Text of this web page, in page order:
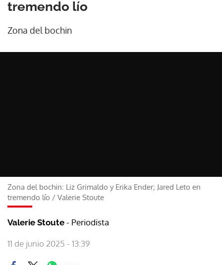
tremendo lío
Zona del bochin
Zona del bochin: Liz Grimaldo y Erika Ender; Jared Leto en
tremendo lío / Valerie Stoute
Valerie Stoute - Periodista
11 de junio 2025 - 13:39